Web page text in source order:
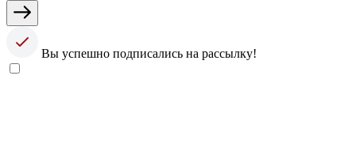
Вы успешно подписались на рассылку!